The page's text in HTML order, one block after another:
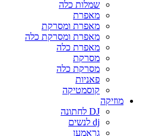
שמלות כלה
מאפרת
מאפרת ומסרקת
מאפרת ומסרקת כלה
מאפרת כלה
מסרקת
מסרקת כלה
פאניות
קוסמטיקה
מוזיקה
DJ לחתונה
dj לנשים
גראמען